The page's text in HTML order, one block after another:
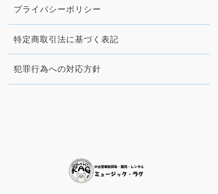
プライバシーポリシー
特定商取引法に基づく表記
犯罪行為への対応方針